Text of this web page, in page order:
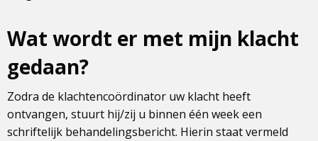
Wat wordt er met mijn klacht
gedaan?
Zodra de klachtencoördinator uw klacht heeft
ontvangen, stuurt hij/zij u binnen één week een
schriftelijk behandelingsbericht. Hierin staat vermeld